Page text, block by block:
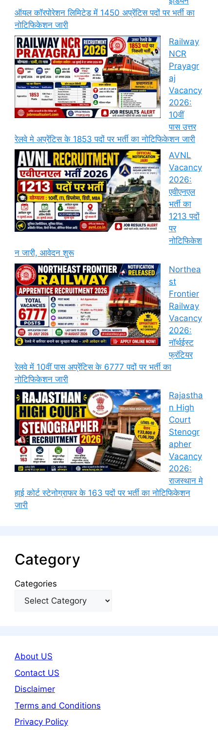
ऑयल कॉरपोरेशन लिमिटेड में 1450 अप्रेंटिस पदों पर भर्ती का
नोटिफिकेशन जारी
Railway
NCR
Prayagr
aj
Vacancy
2026:
10वीं
पास उत्तर
रेलवे मे अप्रेंटिस के 1853 पदों पर भर्ती का नोटिफिकेशन जारी
AVNL
Vacancy
2026:
एवीएनएल
भर्ती का
1213 पदों
पर
नोटिफिकेश
न जारी, आवेदन शुरू
Northea
st
Frontier
Railway
Vacancy
2026:
नॉर्थईस्ट
फ्रंटियर
रेलवे में 10वीं पास अप्रेंटिस के 6777 पदों पर भर्ती का
नोटिफिकेशन जारी
Rajastha
n High
Court
Stenogr
apher
Vacancy
2026:
राजस्थान मे
हाई कोर्ट स्टेनोग्राफर के 163 पदों पर भर्ती का नोटिफिकेशन
जारी
Category
Categories
About US
Contact US
Disclaimer
Terms and Conditions
Privacy Policy